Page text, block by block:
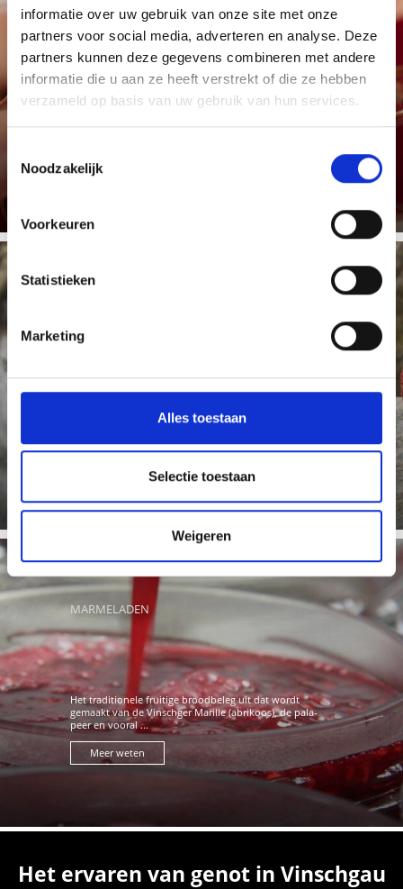
informatie over uw gebruik van onze site met onze
partners voor social media, adverteren en analyse. Deze
partners kunnen deze gegevens combineren met andere
informatie die u aan ze heeft verstrekt of die ze hebben
verzameld op basis van uw gebruik van hun services.
Noodzakelijk
Voorkeuren
Statistieken
Marketing
Alles toestaan
Selectie toestaan
Weigeren
GEROOKT VLEES
De bekende “Kaminwurzen” (worst) en de populaire en
...
uitstekende kwaliteit. Met name de laat rijpende
Meer weten
MARMELADEN
Het traditionele fruitige broodbeleg uit dat wordt
gemaakt van de Vinschger Marille (abrikoos), de pala-
peer en vooral ...
Meer weten
Het ervaren van genot in Vinschgau